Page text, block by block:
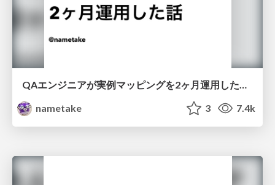
QAエンジニアが実例マッピングを2ヶ月運用した話 / Example Mapping for 2 months
nametake
3 7.4k